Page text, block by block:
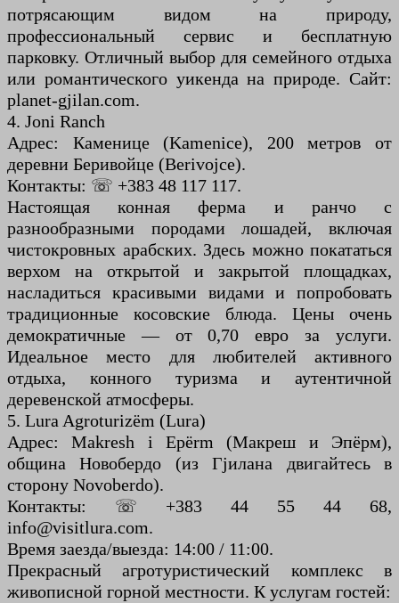
потрясающим видом на природу,
профессиональный сервис и бесплатную
парковку. Отличный выбор для семейного отдыха
или романтического уикенда на природе. Сайт:
planet-gjilan.com.
4. Joni Ranch
Адрес: Каменице (Kamenice), 200 метров от
деревни Беривойце (Berivojce).
Контакты: ☏ +383 48 117 117.
Настоящая конная ферма и ранчо с
разнообразными породами лошадей, включая
чистокровных арабских. Здесь можно покататься
верхом на открытой и закрытой площадках,
насладиться красивыми видами и попробовать
традиционные косовские блюда. Цены очень
демократичные — от 0,70 евро за услуги.
Идеальное место для любителей активного
отдыха, конного туризма и аутентичной
деревенской атмосферы.
5. Lura Agroturizëm (Lura)
Адрес: Makresh i Epërm (Макреш и Эпёрм),
община Новобердо (из Гjилана двигайтесь в
сторону Novoberdo).
Контакты: ☏ +383 44 55 44 68,
info@visitlura.com.
Время заезда/выезда: 14:00 / 11:00.
Прекрасный агротуристический комплекс в
живописной горной местности. К услугам гостей: